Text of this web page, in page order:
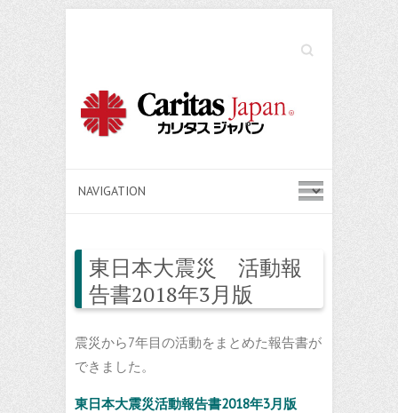
Search
東日本大震災 活動報
告書2018年3月版
震災から7年目の活動をまとめた報告書が
できました。
東日本大震災活動報告書2018年3月版